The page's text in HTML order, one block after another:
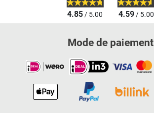
4.85/ 5.00 4.59/ 5.00
Mode de paiement